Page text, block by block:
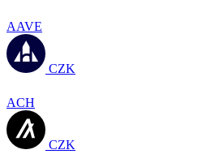
AAVE
CZK
ACH
CZK